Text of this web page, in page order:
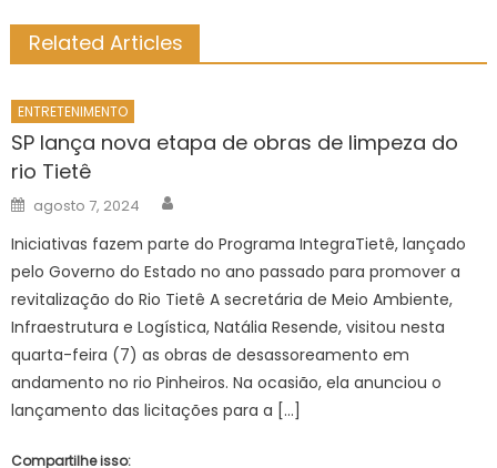
Related Articles
ENTRETENIMENTO
SP lança nova etapa de obras de limpeza do
rio Tietê
Posted
on
agosto 7, 2024
Iniciativas fazem parte do Programa IntegraTietê, lançado
pelo Governo do Estado no ano passado para promover a
revitalização do Rio Tietê A secretária de Meio Ambiente,
Infraestrutura e Logística, Natália Resende, visitou nesta
quarta-feira (7) as obras de desassoreamento em
andamento no rio Pinheiros. Na ocasião, ela anunciou o
lançamento das licitações para a […]
Compartilhe isso: